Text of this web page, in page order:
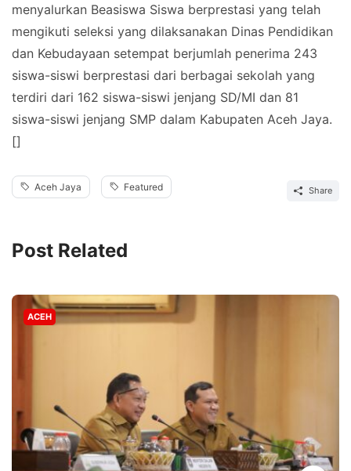
menyalurkan Beasiswa Siswa berprestasi yang telah
mengikuti seleksi yang dilaksanakan Dinas Pendidikan
dan Kebudayaan setempat berjumlah penerima 243
siswa-siswi berprestasi dari berbagai sekolah yang
terdiri dari 162 siswa-siswi jenjang SD/MI dan 81
siswa-siswi jenjang SMP dalam Kabupaten Aceh Jaya.
[]
Aceh Jaya Featured Share
Post Related
ACEH